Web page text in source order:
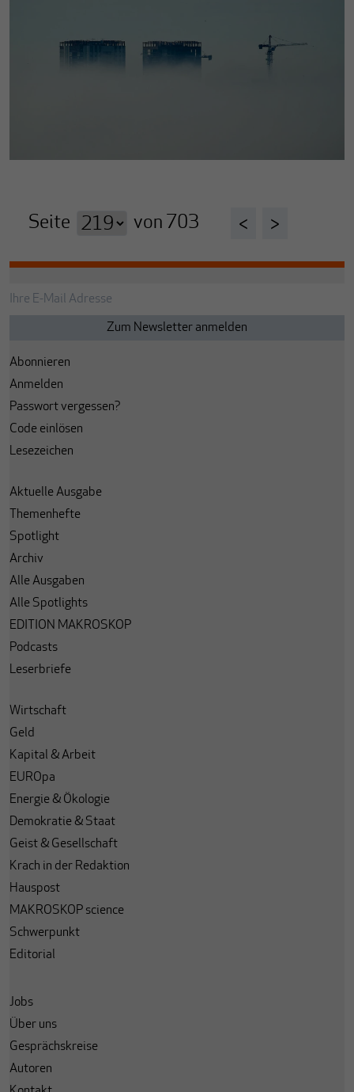
Seite von 703 < >
Abonnieren
Anmelden
Passwort vergessen?
Code einlösen
Lesezeichen
Aktuelle Ausgabe
Themenhefte
Spotlight
Archiv
Alle Ausgaben
Alle Spotlights
EDITION MAKROSKOP
Podcasts
Leserbriefe
Wirtschaft
Geld
Kapital & Arbeit
EUROpa
Energie & Ökologie
Demokratie & Staat
Geist & Gesellschaft
Krach in der Redaktion
Hauspost
MAKROSKOP science
Schwerpunkt
Editorial
Jobs
Über uns
Gesprächskreise
Autoren